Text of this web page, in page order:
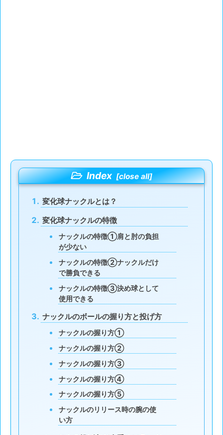
Index
変化球ナックルとは？
変化球ナックルの特徴
ナックルの特徴➀肩と肘の負担
が少ない
ナックルの特徴②ナックルだけ
で勝負できる
ナックルの特徴③決め球として
使用できる
ナックルのボールの握り方と投げ方
ナックルの握り方①
ナックルの握り方②
ナックルの握り方③
ナックルの握り方④
ナックルの握り方⑤
ナックルのリリース時の腕の使
い方